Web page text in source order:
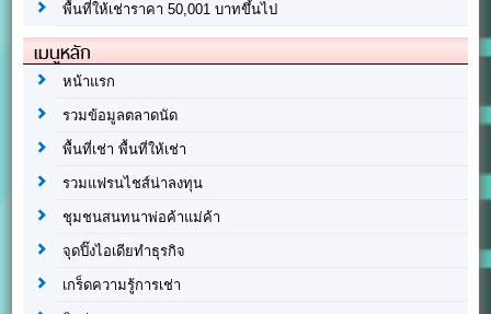
พื้นที่ให้เช่าราคา 50,001 บาทขึ้นไป
เมนูหลัก
หน้าแรก
รวมข้อมูลตลาดนัด
พื้นที่เช่า พื้นที่ให้เช่า
รวมแฟรนไชส์น่าลงทุน
ชุมชนสนทนาพ่อค้าแม่ค้า
จุดปิ๊งไอเดียทำธุรกิจ
เกร็ดความรู้การเช่า